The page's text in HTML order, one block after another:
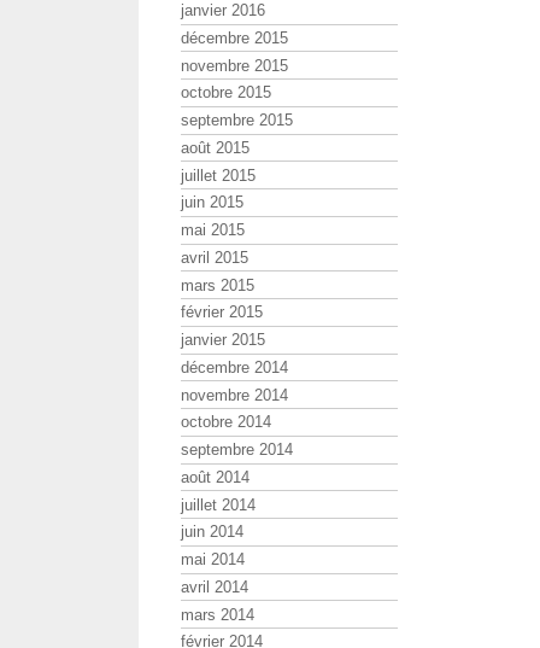
janvier 2016
décembre 2015
novembre 2015
octobre 2015
septembre 2015
août 2015
juillet 2015
juin 2015
mai 2015
avril 2015
mars 2015
février 2015
janvier 2015
décembre 2014
novembre 2014
octobre 2014
septembre 2014
août 2014
juillet 2014
juin 2014
mai 2014
avril 2014
mars 2014
février 2014